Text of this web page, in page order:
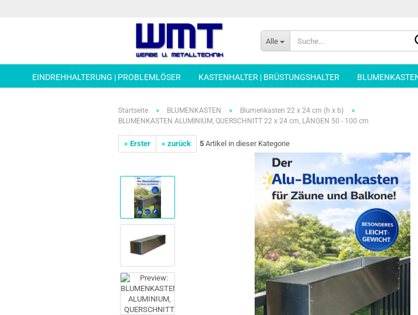
Alle
EINDREHHALTERUNG | PROBLEMLÖSER KASTENHALTER | BRÜSTUNGSHALTER
Startseite » BLUMENKASTEN » Blumenkasten 22 x 24 cm (h x b) »
BLUMENKASTEN ALUMINIUM, QUERSCHNITT 22 x 24 cm, LÄNGEN 50 - 100 cm
« Erster « zurück 5 Artikel in dieser Kategorie